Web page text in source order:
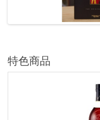
特色商品